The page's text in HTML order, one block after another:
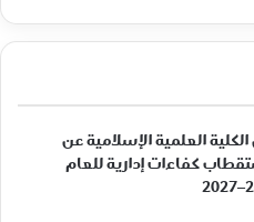
العلمية الإسلامية عن
كفاءات إدارية للعام